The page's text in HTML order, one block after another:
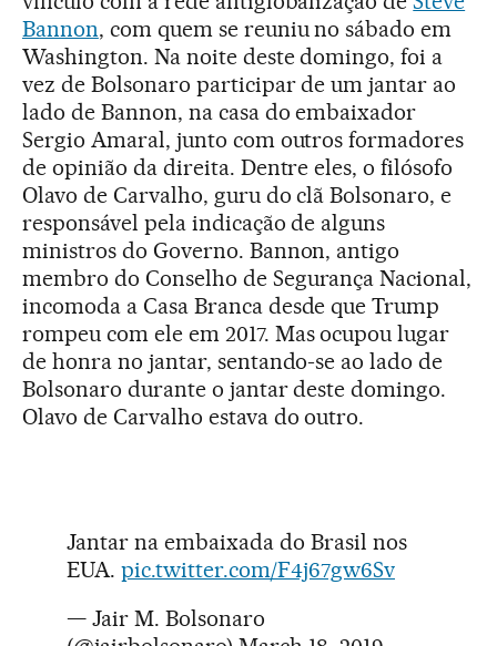
Bannon, com quem se reuniu no sábado em
Washington. Na noite deste domingo, foi a
vez de Bolsonaro participar de um jantar ao
lado de Bannon, na casa do embaixador
Sergio Amaral, junto com outros formadores
de opinião da direita. Dentre eles, o filósofo
Olavo de Carvalho, guru do clã Bolsonaro, e
responsável pela indicação de alguns
ministros do Governo. Bannon, antigo
membro do Conselho de Segurança Nacional,
incomoda a Casa Branca desde que Trump
rompeu com ele em 2017. Mas ocupou lugar
de honra no jantar, sentando-se ao lado de
Bolsonaro durante o jantar deste domingo.
Olavo de Carvalho estava do outro.
Jantar na embaixada do Brasil nos
EUA. pic.twitter.com/F4j67gw6Sv
— Jair M. Bolsonaro